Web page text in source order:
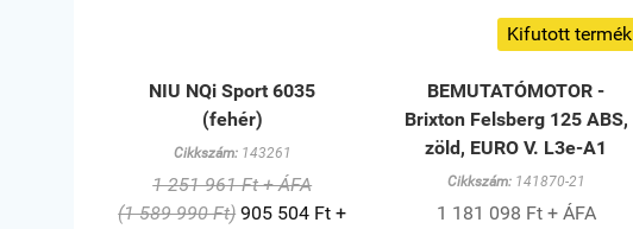
NIU NQi Sport 6035
(fehér)
Cikkszám:143261
1 251 961 Ft + ÁFA
(1 589 990 Ft) 905 504 Ft +
Kifutott termék
BEMUTATÓMOTOR -
Brixton Felsberg 125 ABS,
zöld, EURO V. L3e-A1
Cikkszám:141870-21
1 181 098 Ft + ÁFA